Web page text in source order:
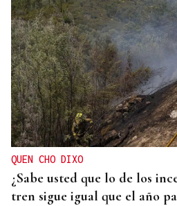
QUEN CHO DIXO
¿Sabe usted que lo de los
tren sigue igual que el año